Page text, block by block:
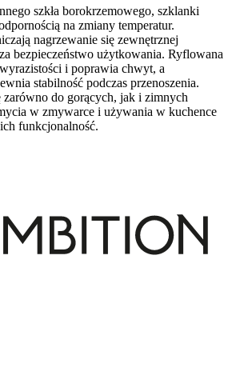
szkła borokrzemowego, szklanki
na zmiany temperatur.
nagrzewanie się zewnętrznej
bezpieczeństwo użytkowania. Ryflowana
i poprawia chwyt, a
stabilność podczas przenoszenia.
zarówno do gorących, jak i zimnych
w zmywarce i używania w kuchence
funkcjonalność.